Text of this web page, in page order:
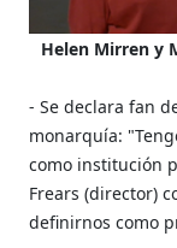
Helen Mirren y
- Se declara fan
monarquía:
como institución
Frears (director)
definirnos como